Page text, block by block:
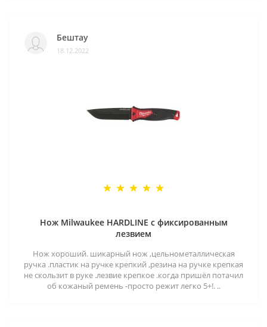
Бештау
18.12.2022
Нож Milwaukee HARDLINE с фиксированным
лезвием
Нож хороший. шикарный нож ,цельнометаллическая
ручка .пластик на ручке крепкий ,резина на ручке крепкая
не скользит в руке .лезвие крепкое .когда пришёл потачил
об кожаный ремень -просто режит легко 5+!. ..